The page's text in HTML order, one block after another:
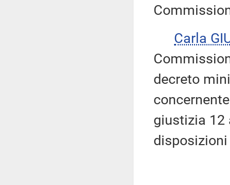
Carla
decreto
giustizia 12
disposizioni